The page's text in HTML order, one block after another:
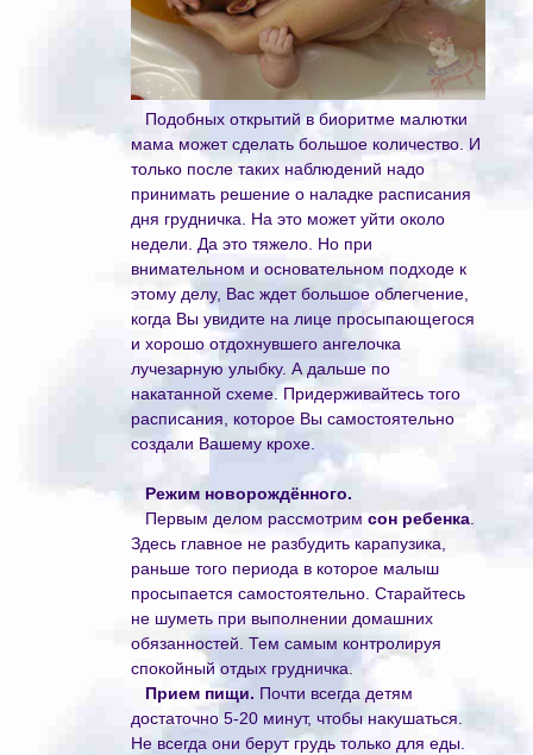
Подобных открытий в биоритме малютки
мама может сделать большое количество. И
только после таких наблюдений надо
принимать решение о наладке расписания
дня грудничка. На это может уйти около
недели. Да это тяжело. Но при
внимательном и основательном подходе к
этому делу, Вас ждет большое облегчение,
когда Вы увидите на лице просыпающегося
и хорошо отдохнувшего ангелочка
лучезарную улыбку. А дальше по
накатанной схеме. Придерживайтесь того
расписания, которое Вы самостоятельно
создали Вашему крохе.
Режим новорождённого.
Первым делом рассмотрим сон ребенка.
Здесь главное не разбудить карапузика,
раньше того периода в которое малыш
просыпается самостоятельно. Старайтесь
не шуметь при выполнении домашних
обязанностей. Тем самым контролируя
спокойный отдых грудничка.
Прием пищи. Почти всегда детям
достаточно 5-20 минут, чтобы накушаться.
Не всегда они берут грудь только для еды.